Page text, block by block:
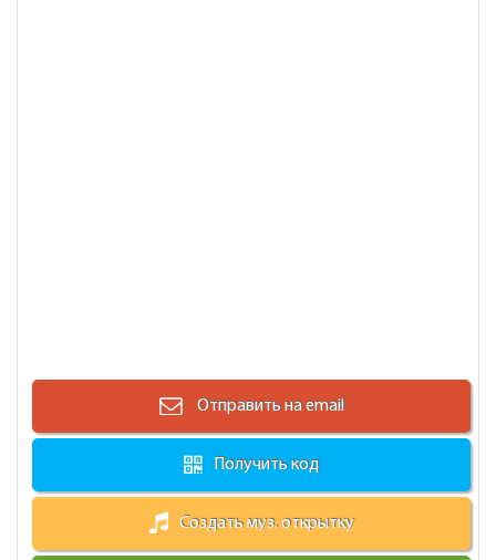
Отправить на email
Получить код
Создать муз. открытку